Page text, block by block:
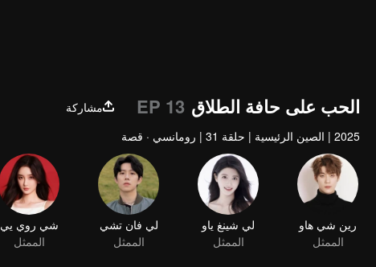
الحب على حافة الطلاق EP 13
مشاركة
2025
| الصين الرئيسية | حلقة 31 | رومانسي · قصة
رين شي هاو
الممثل
لي شينغ ياو
الممثل
لي فان تشي
الممثل
شي روي يي
الممثل